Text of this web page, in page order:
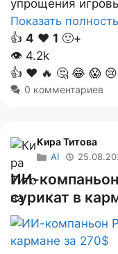
упрощения
Показать
👍 4 ❤️ 1 🙂+
👁 4.2k
👍 ❤️ 🔥 🤔 😂 😱 😢
0 комментариев
Кира Титова
AI
ИИ-
сурикат в